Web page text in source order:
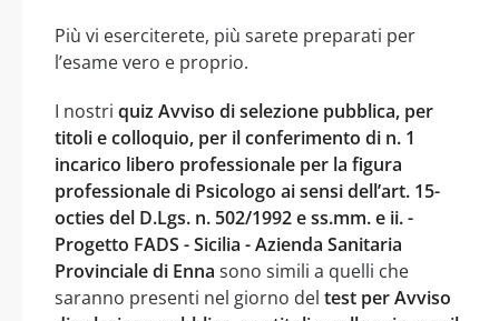
Più vi eserciterete, più sarete preparati per
l’esame vero e proprio.
I nostri quiz Avviso di selezione pubblica, per
titoli e colloquio, per il conferimento di n. 1
incarico libero professionale per la figura
professionale di Psicologo ai sensi dell’art. 15-
octies del D.Lgs. n. 502/1992 e ss.mm. e ii. -
Progetto FADS - Sicilia - Azienda Sanitaria
Provinciale di Enna sono simili a quelli che
saranno presenti nel giorno del test per Avviso